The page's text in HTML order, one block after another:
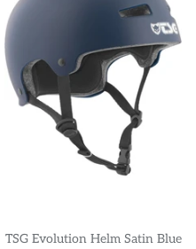
TSG Evolution Helm Satin Blue